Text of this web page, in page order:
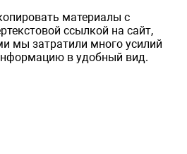
материалы с
ссылкой на сайт,
мы затратили много усилий
в удобный вид.